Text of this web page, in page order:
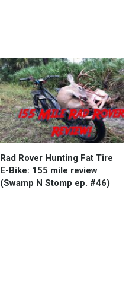
Rad Rover Hunting Fat Tire
E-Bike: 155 mile review
(Swamp N Stomp ep. #46)